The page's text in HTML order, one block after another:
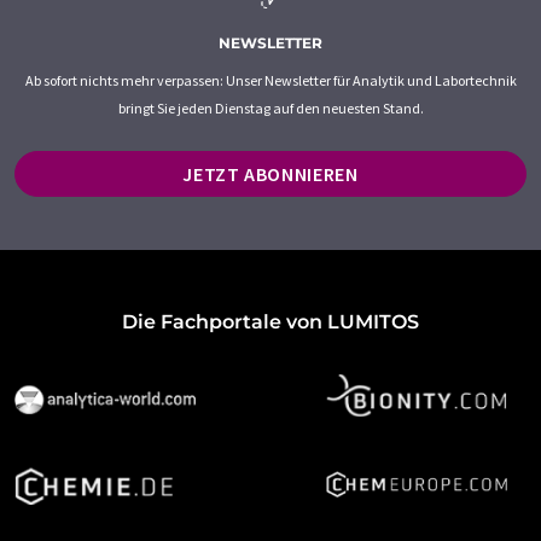
NEWSLETTER
Ab sofort nichts mehr verpassen: Unser Newsletter für Analytik und Labortechnik
bringt Sie jeden Dienstag auf den neuesten Stand.
JETZT ABONNIEREN
Die Fachportale von LUMITOS